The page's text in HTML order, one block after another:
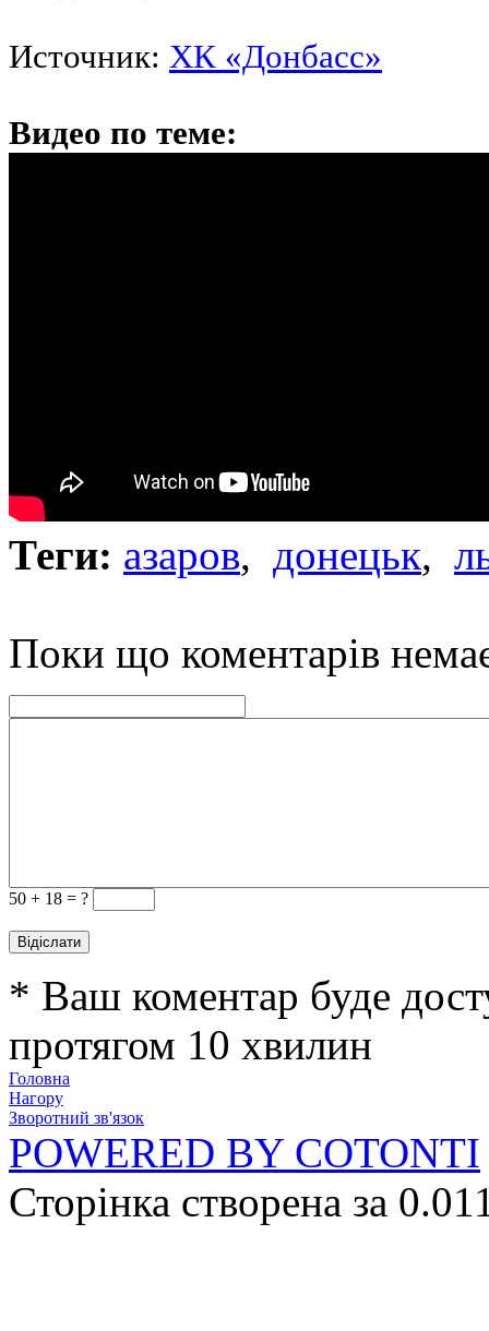
Источник: ХК «Донбасс»
Видео по теме:
Теги: азаров, донецьк,
Поки що коментарів
50 + 18 = ?
* Ваш коментар буде
протягом 10 хвилин
Головна
Нагору
Зворотний зв'язок
POWERED BY COTONTI
Сторінка створена за